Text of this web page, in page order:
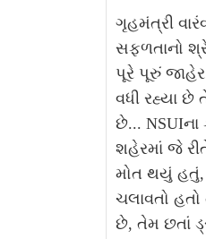
ગૃહમંત્રી
સફળતાનો
પૂરે પૂરું
વધી રહ્યા છે
છે... NSUIના
શહેરમાં જે
મોત થયું હતું,
ચલાવતો
છે, તેમ છતાં